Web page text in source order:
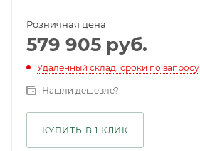
Розничная цена
579 905 руб.
Удаленный склад: сроки по запросу
Нашли дешевле?
КУПИТЬ В 1 КЛИК